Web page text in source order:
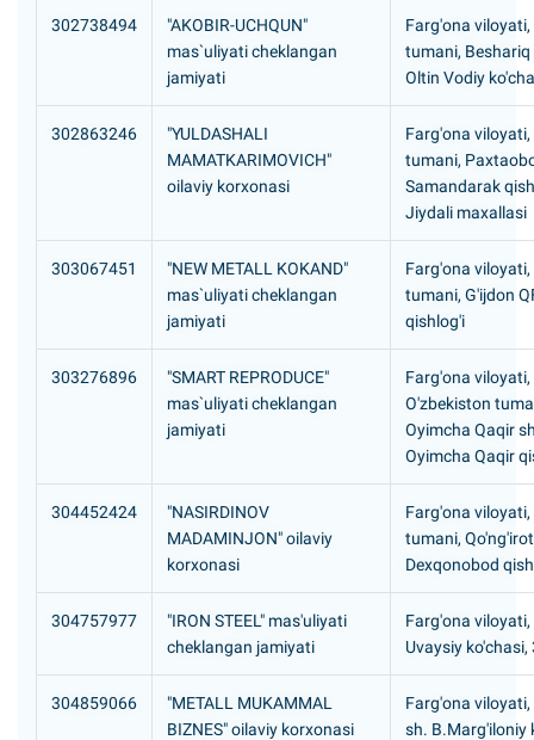
302738494
"AKOBIR-UCHQUN"
mas`uliyati cheklangan
jamiyati
Farg'ona
tumani,
Oltin Vodiy
302863246
"YULDASHALI
MAMATKARIMOVICH"
oilaviy korxonasi
Farg'ona
tumani,
Samandarak
Jiydali maxallasi
303067451
"NEW METALL KOKAND"
mas`uliyati cheklangan
jamiyati
Farg'ona viloyati,
tumani, G'ijdon
qishlog'i
303276896
"SMART REPRODUCE"
mas`uliyati cheklangan
jamiyati
Farg'ona viloyati,
O'zbekiston
Oyimcha Qaqir
Oyimcha Qaqir
304452424
"NASIRDINOV
MADAMINJON" oilaviy
korxonasi
Farg'ona
tumani,
Dexqonobod
304757977
"IRON STEEL" mas'uliyati
cheklangan jamiyati
Farg'ona viloyati,
Uvaysiy ko'chasi,
304859066
"METALL MUKAMMAL
BIZNES" oilaviy korxonasi
Farg'ona
sh. B.Marg'iloniy